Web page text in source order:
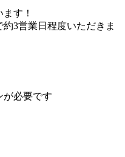
す！
3営業日程度いただきま
が必要です